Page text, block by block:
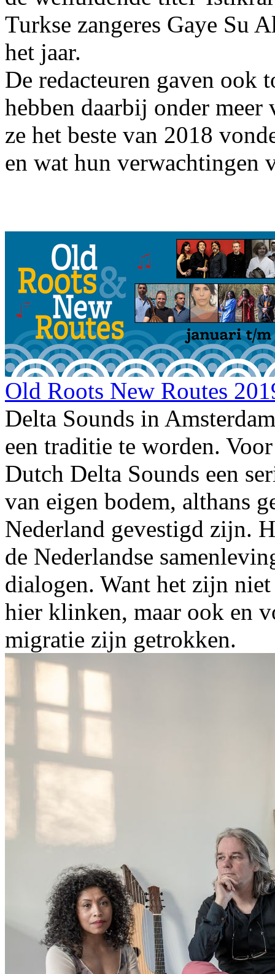
Turkse zangeres Gaye Su
het jaar.
De redacteuren gaven ook
hebben daarbij onder
ze het beste van 2018
en wat hun verwachtingen
Old Roots New Routes
Delta Sounds in Amsterdam
een traditie te worden.
Dutch Delta Sounds een
van eigen bodem, althans
Nederland gevestigd zijn.
de Nederlandse
dialogen. Want het zijn
hier klinken, maar ook en
migratie zijn getrokken.